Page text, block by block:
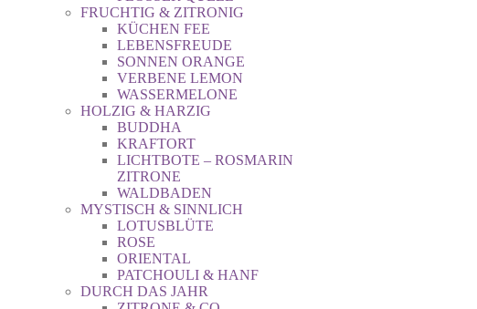
FRUCHTIG & ZITRONIG
KÜCHEN FEE
LEBENSFREUDE
SONNEN ORANGE
VERBENE LEMON
WASSERMELONE
HOLZIG & HARZIG
BUDDHA
KRAFTORT
LICHTBOTE – ROSMARIN
ZITRONE
WALDBADEN
MYSTISCH & SINNLICH
LOTUSBLÜTE
ROSE
ORIENTAL
PATCHOULI & HANF
DURCH DAS JAHR